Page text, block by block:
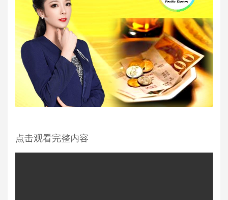
点击观看完整内容